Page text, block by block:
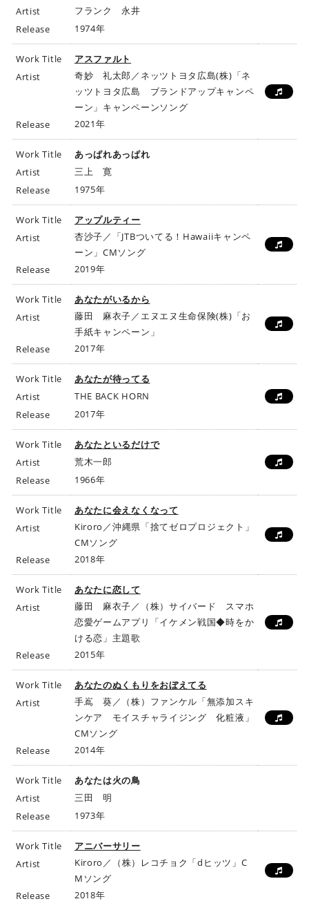
Artist
フランク 永井
Release
1974年
Work Title
アスファルト
Artist
奇妙 礼太郎／ネッツトヨタ広島(株)「ネ
ッツトヨタ広島 ブランドアップキャンペ
ーン」キャンペーンソング
Release
2021年
Work Title
あっぱれあっぱれ
Artist
三上 寛
Release
1975年
Work Title
アップルティー
Artist
杏沙子／「JTBついてる！Hawaiiキャンペ
ーン」CMソング
Release
2019年
Work Title
あなたがいるから
Artist
藤田 麻衣子／エヌエヌ生命保険(株)「お
手紙キャンペーン」
Release
2017年
Work Title
あなたが待ってる
Artist
THE BACK HORN
Release
2017年
Work Title
あなたといるだけで
Artist
荒木一郎
Release
1966年
Work Title
あなたに会えなくなって
Artist
Kiroro／沖縄県「捨てゼロプロジェクト」
CMソング
Release
2018年
Work Title
あなたに恋して
Artist
藤田 麻衣子／（株）サイバード スマホ
恋愛ゲームアプリ「イケメン戦国◆時をか
ける恋」主題歌
Release
2015年
Work Title
あなたのぬくもりをおぼえてる
Artist
手嶌 葵／（株）ファンケル「無添加スキ
ンケア モイスチャライジング 化粧液」
CMソング
Release
2014年
Work Title
あなたは火の鳥
Artist
三田 明
Release
1973年
Work Title
アニバーサリー
Artist
Kiroro／（株）レコチョク「dヒッツ」C
Mソング
Release
2018年